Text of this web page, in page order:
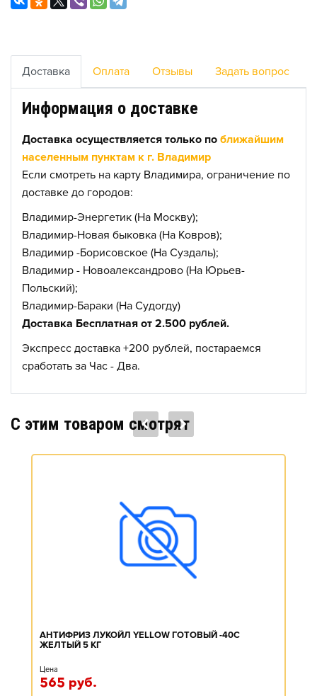
Доставка Оплата Отзывы Задать вопрос
Информация о доставке
Доставка осуществляется только по ближайшим
населенным пунктам к г. Владимир
Если смотреть на карту Владимира, ограничение по
доставке до городов:
Владимир-Энергетик (На Москву);
Владимир-Новая быковка (На Ковров);
Владимир -Борисовское (На Суздаль);
Владимир - Новоалександрово (На Юрьев-
Польский);
Владимир-Бараки (На Судогду)
Доставка Бесплатная от 2.500 рублей.
Экспресс доставка +200 рублей, постараемся
сработать за Час - Два.
C этим товаром смотрят
АНТИФРИЗ ЛУКОЙЛ YELLOW ГОТОВЫЙ -40C
ЖЕЛТЫЙ 5 КГ
Цена
565 руб.